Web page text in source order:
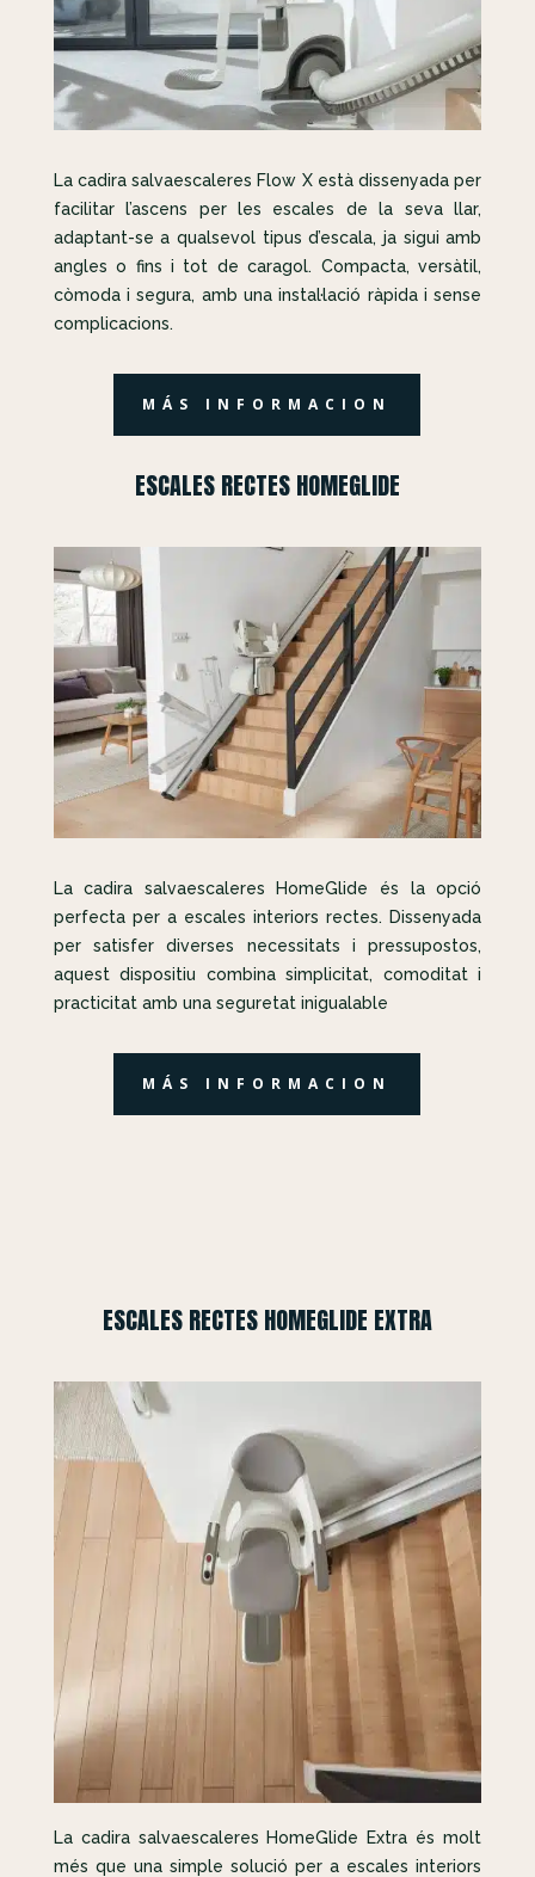
La cadira salvaescaleres Flow X està dissenyada per
facilitar l’ascens per les escales de la seva llar,
adaptant-se a qualsevol tipus d’escala, ja sigui amb
angles o fins i tot de caragol. Compacta, versàtil,
còmoda i segura, amb una instal·lació ràpida i sense
complicacions.
MÁS INFORMACION
ESCALES RECTES HOMEGLIDE
La cadira salvaescaleres HomeGlide és la opció
perfecta per a escales interiors rectes. Dissenyada
per satisfer diverses necessitats i pressupostos,
aquest dispositiu combina simplicitat, comoditat i
practicitat amb una seguretat inigualable
MÁS INFORMACION
ESCALES RECTES HOMEGLIDE EXTRA
La cadira salvaescaleres HomeGlide Extra és molt
més que una simple solució per a escales interiors